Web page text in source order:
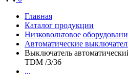
Главная
Каталог продукции
Низковольтовое
Автоматические
Выключатель
TDM /3/36
...